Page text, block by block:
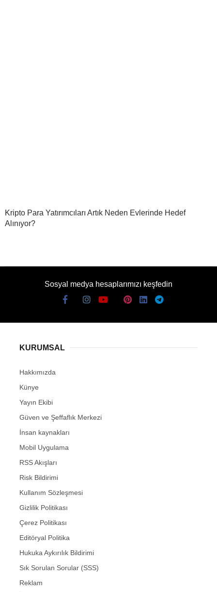
Kripto Para Yatırımcıları Artık Neden Evlerinde Hedef
Alınıyor?
Sosyal medya hesaplarımızı keşfedin
KURUMSAL
Hakkımızda
Künye
Yayın Ekibi
Güven ve Şeffaflık Merkezi
İnsan kaynakları
Mobil Uygulama
RSS Akışları
Risk Bildirimi
Kullanım Sözleşmesi
Gizlilik Politikası
Çerez Politikası
Editöryal Politika
Hukuka Aykırılık Bildirimi
Sık Sorulan Sorular (SSS)
Reklam